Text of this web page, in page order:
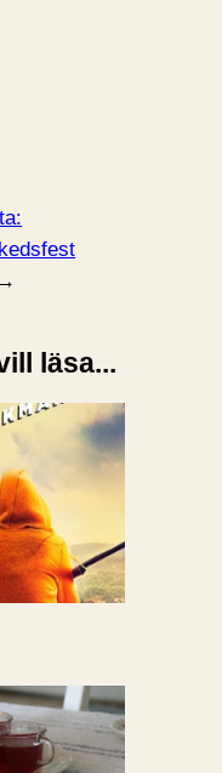
→
läsa...